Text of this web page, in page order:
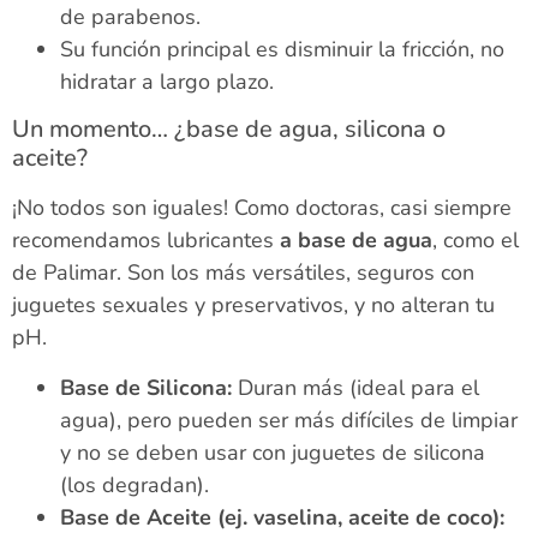
de parabenos.
Su función principal es disminuir la fricción, no
hidratar a largo plazo.
Un momento… ¿base de agua, silicona o
aceite?
¡No todos son iguales! Como doctoras, casi siempre
recomendamos lubricantes a base de agua, como el
de Palimar. Son los más versátiles, seguros con
juguetes sexuales y preservativos, y no alteran tu
pH.
Base de Silicona: Duran más (ideal para el
agua), pero pueden ser más difíciles de limpiar
y no se deben usar con juguetes de silicona
(los degradan).
Base de Aceite (ej. vaselina, aceite de coco):